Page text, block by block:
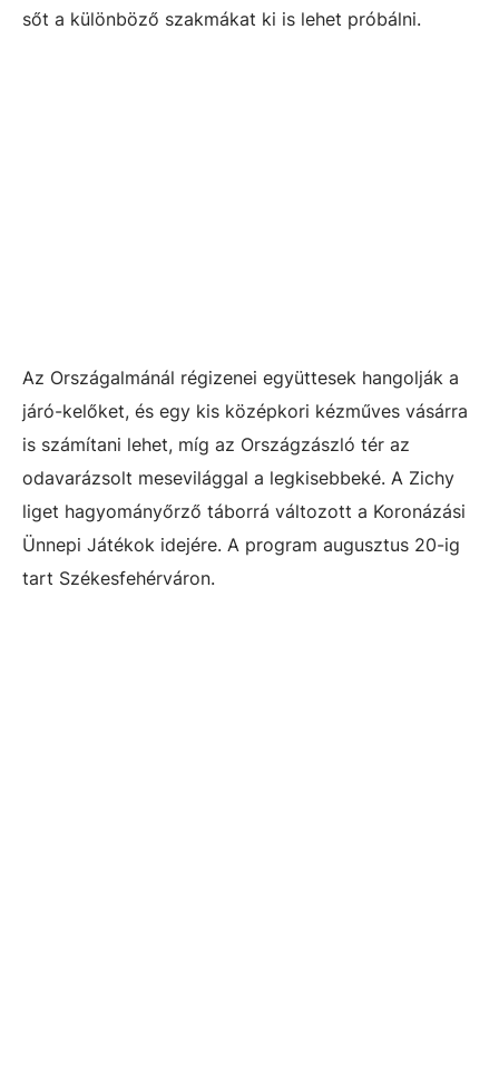
sőt a különböző szakmákat ki is lehet próbálni.
Az Országalmánál régizenei együttesek hangolják a
járó-kelőket, és egy kis középkori kézműves vásárra
is számítani lehet, míg az Országzászló tér az
odavarázsolt mesevilággal a legkisebbeké. A Zichy
liget hagyományőrző táborrá változott a Koronázási
Ünnepi Játékok idejére. A program augusztus 20-ig
tart Székesfehérváron.